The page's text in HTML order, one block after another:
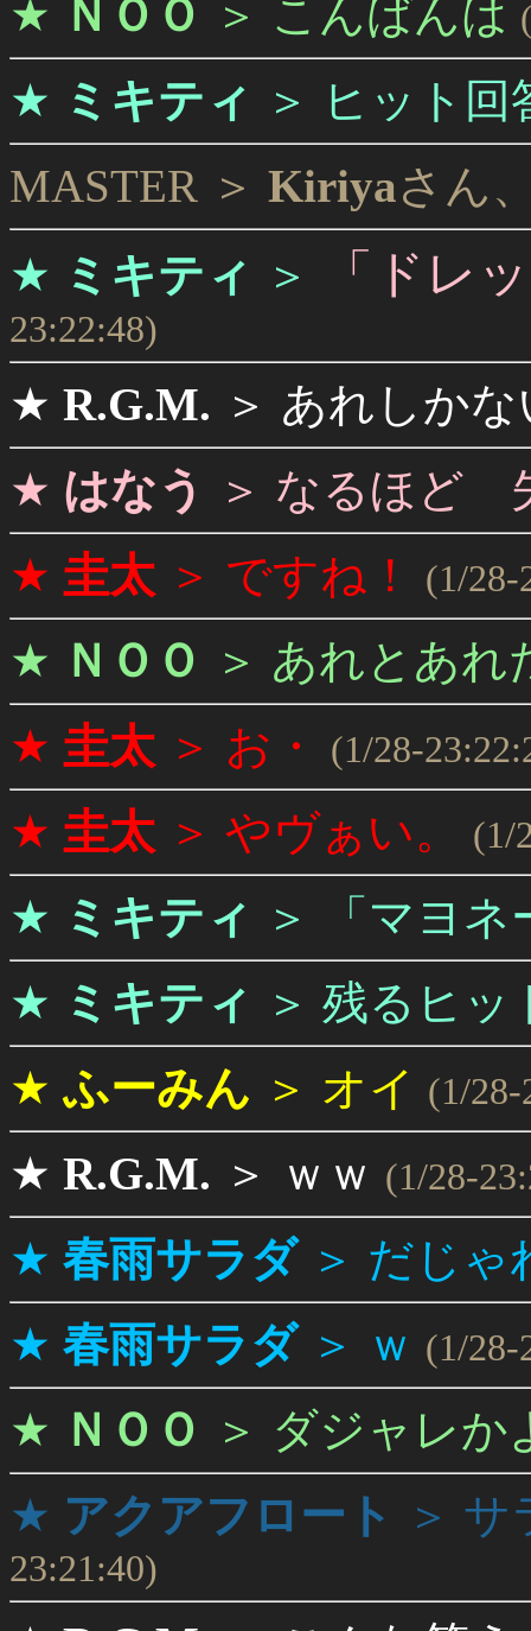
★ ＮＯＯ ＞ こんばんは
★ ミキティ ＞
ヒット回
MASTER ＞ Kiriyaさん
★ ミキティ ＞ 「ドレ
23:22:48)
★ R.G.M. ＞ あれしか
★ はなう ＞ なるほど
★ 圭太 ＞ ですね！ (1/28-
★ ＮＯＯ ＞ あれとあれ
★ 圭太 ＞ お・ (1/28-
★ 圭太 ＞ やヴぁい。 (1/
★ ミキティ ＞
「マヨ
★ ミキティ ＞ 残るヒッ
★ふーみん ＞ オイ (1/28-
★ R.G.M. ＞ ｗｗ (1/28-
★ 春雨サラダ＞ だじゃ
★ 春雨サラダ＞ ｗ (1/28-
★ ＮＯＯ ＞ ダジャレか
★ アクアフロート ＞ サ
23:21:40)